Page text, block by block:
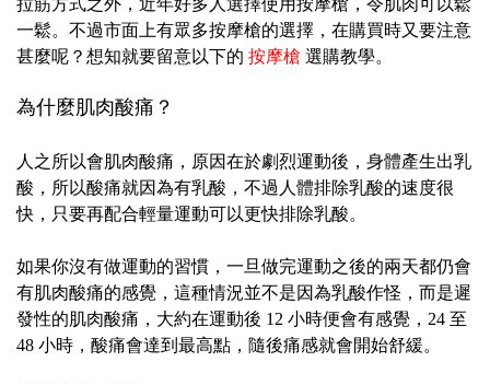
拉筋方式之外，近年好多人選擇使用按摩槍，令肌肉可以鬆
一鬆。不過市面上有眾多按摩槍的選擇，在購買時又要注意
甚麼呢？想知就要留意以下的 按摩槍 選購教學。
為什麼肌肉酸痛？
人之所以會肌肉酸痛，原因在於劇烈運動後，身體產生出乳
酸，所以酸痛就因為有乳酸，不過人體排除乳酸的速度很
快，只要再配合輕量運動可以更快排除乳酸。
如果你沒有做運動的習慣，一旦做完運動之後的兩天都仍會
有肌肉酸痛的感覺，這種情況並不是因為乳酸作怪，而是遲
發性的肌肉酸痛，大約在運動後 12 小時便會有感覺，24 至
48 小時，酸痛會達到最高點，隨後痛感就會開始舒緩。